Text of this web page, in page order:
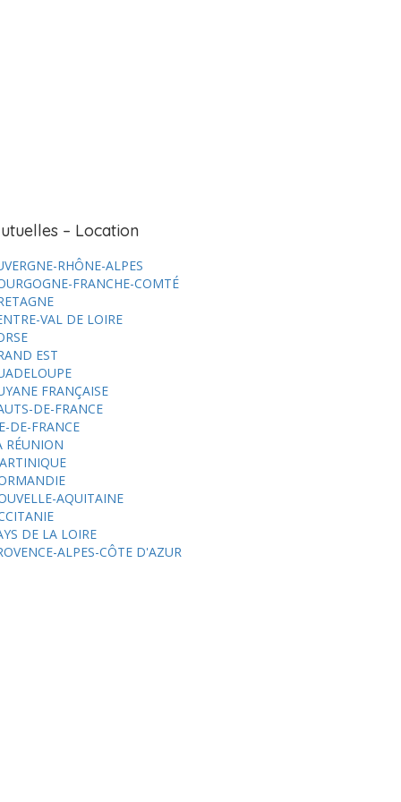
– Location
RHÔNE-ALPES
FRANCHE-COMTÉ
VAL DE LOIRE
EST
FRANÇAISE
DE-FRANCE
DE-FRANCE
RÉUNION
AQUITAINE
DE LA LOIRE
ALPES-CÔTE D'AZUR